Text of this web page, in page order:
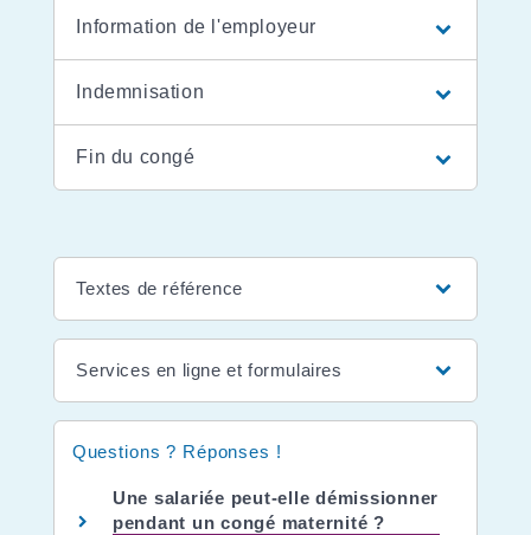
Information de l'employeur
Indemnisation
Fin du congé
Textes de référence
Services en ligne et formulaires
Questions ? Réponses !
Une salariée peut-elle démissionner
pendant un congé maternité ?